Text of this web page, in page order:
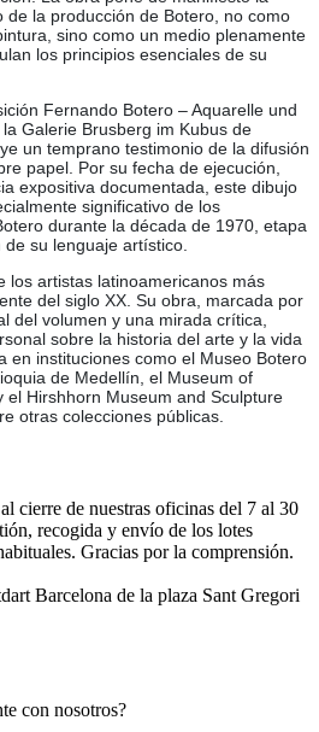
la producción de Botero, no como
sino como un medio plenamente
los principios esenciales de su
Fernando Botero – Aquarelle und
Galerie Brusberg im Kubus de
un temprano testimonio de la difusión
papel. Por su fecha de ejecución,
expositiva documentada, este dibujo
significativo de los
durante la década de 1970, etapa
su lenguaje artístico.
los artistas latinoamericanos más
del siglo XX. Su obra, marcada por
del volumen y una mirada crítica,
sobre la historia del arte y la vida
en instituciones como el Museo Botero
de Medellín, el Museum of
el Hirshhorn Museum and Sculpture
otras colecciones públicas.
cierre de nuestras oficinas del 7 al 30
recogida y envío de los lotes
Gracias por la comprensión.
Barcelona de la plaza Sant Gregori
con nosotros?